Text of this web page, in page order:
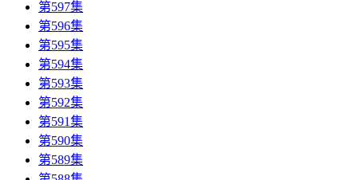
第597集
第596集
第595集
第594集
第593集
第592集
第591集
第590集
第589集